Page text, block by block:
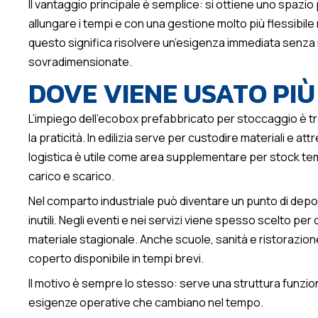
Il vantaggio principale è semplice: si ottiene uno
allungare i tempi e con una gestione molto più
questo significa risolvere un’esigenza immediata
sovradimensionate.
DOVE VIENE USATO
L’impiego dell’ecobox prefabbricato per stoccaggio è
la praticità. In edilizia serve per custodire materiali e
logistica è utile come area supplementare per stock
carico e scarico.
Nel comparto industriale può diventare un punto di
inutili. Negli eventi e nei servizi viene spesso scelto
materiale stagionale. Anche scuole, sanità e
coperto disponibile in tempi brevi.
Il motivo è sempre lo stesso: serve una struttura
esigenze operative che cambiano nel tempo.